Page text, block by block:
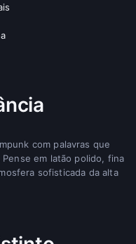
com palavras que
em latão polido, fina
sofisticada da alta